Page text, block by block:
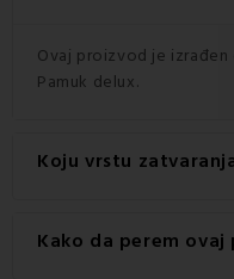
Ovaj proizvod je
Pamuk delux.
Koju vrstu
Ovaj proizvod ima
Kako da perem ovaj